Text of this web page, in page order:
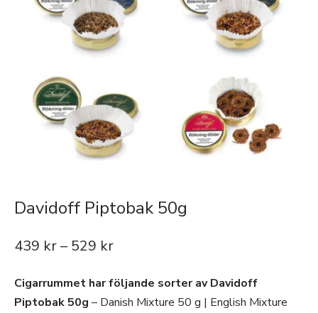
Davidoff Piptobak 50g
439 kr– 529 kr
Cigarrummet har följande sorter av Davidoff
Piptobak 50g – Danish Mixture 50 g | English Mixture